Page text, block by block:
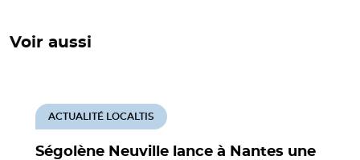
Voir aussi
Ségolène Neuville lance à Nantes une
ACTUALITÉ LOCALTIS